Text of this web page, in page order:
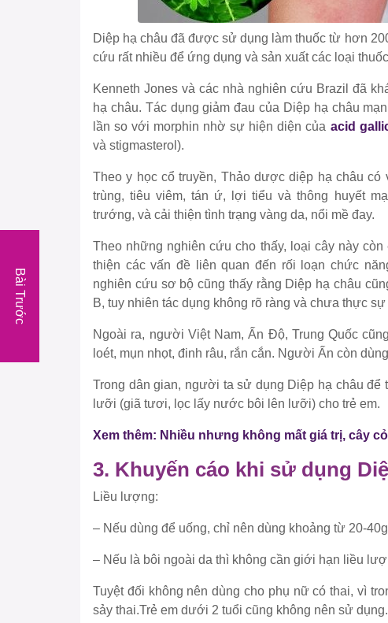
Diệp hạ châu đã được sử dụng làm thuốc từ hơn
cứu rất nhiều để ứng dụng và sản xuất các loại
Kenneth Jones và các nhà nghiên cứu Brazil đã
hạ châu. Tác dụng giảm đau của Diệp hạ châu
lần so với morphin nhờ sự hiện diện của acid
và stigmasterol).
Theo y học cổ truyền, Thảo dược diệp hạ châu
trùng, tiêu viêm, tán ứ, lợi tiểu và thông huyết
trướng, và cải thiện tình trạng vàng da, nổi mề đay.
Theo những nghiên cứu cho thấy, loại cây này
thiện các vấn đề liên quan đến rối loạn chức
nghiên cứu sơ bộ cũng thấy rằng Diệp hạ châu
B, tuy nhiên tác dụng không rõ ràng và chưa thực
Ngoài ra, người Việt Nam, Ấn Độ, Trung Quốc
loét, mụn nhọt, đinh râu, rắn cắn. Người Ấn còn
Trong dân gian, người ta sử dụng Diệp hạ châu
lưỡi (giã tươi, lọc lấy nước bôi lên lưỡi) cho trẻ em.
Xem thêm: Nhiều nhưng không mất giá trị, cây
3. Khuyến cáo khi sử dụng
Liều lượng:
– Nếu dùng để uống, chỉ nên dùng khoảng từ 20-
– Nếu là bôi ngoài da thì không cần giới hạn liều
Tuyệt đối không nên dùng cho phụ nữ có thai, vì
sảy thai.Trẻ em dưới 2 tuổi cũng không nên sử dụng.
Bài Trước